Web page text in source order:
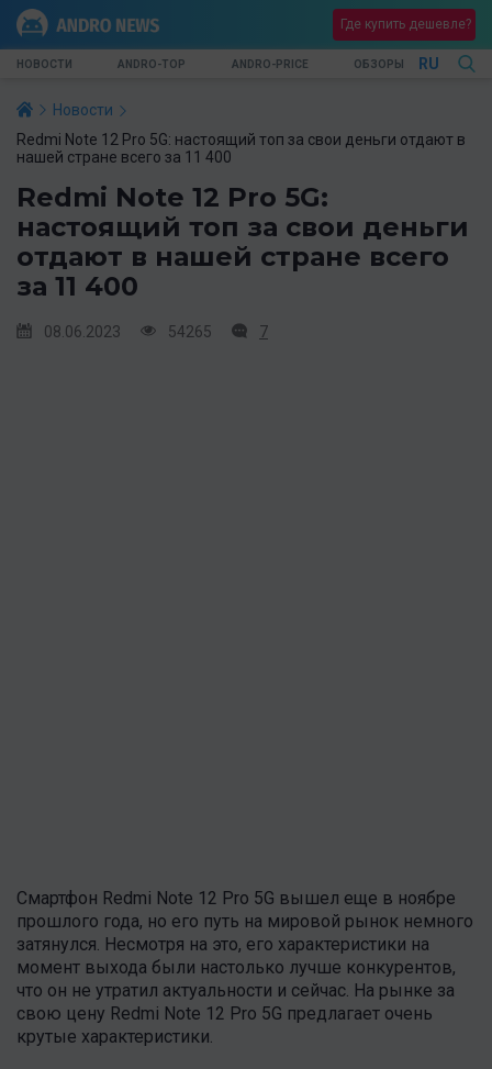
Где купить дешевле?
НОВОСТИ ANDRO-TOP ANDRO-PRICE ОБЗОРЫ RU
Новости
Redmi Note 12 Pro 5G: настоящий топ за свои деньги отдают в
нашей стране всего за 11 400
Redmi Note 12 Pro 5G:
настоящий топ за свои деньги
отдают в нашей стране всего
за 11 400
08.06.2023 54265 7
Смартфон Redmi Note 12 Pro 5G вышел еще в ноябре
прошлого года, но его путь на мировой рынок немного
затянулся. Несмотря на это, его характеристики на
момент выхода были настолько лучше конкурентов,
что он не утратил актуальности и сейчас. На рынке за
свою цену Redmi Note 12 Pro 5G предлагает очень
крутые характеристики.